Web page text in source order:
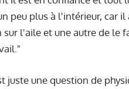
peu plus à l'intérieur, car
l'aile et une autre de le
juste une question de